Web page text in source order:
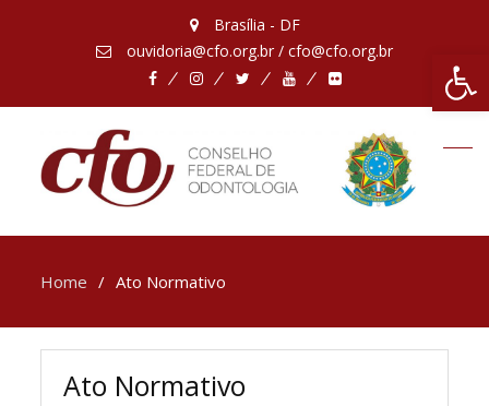
Brasília - DF
ouvidoria@cfo.org.br / cfo@cfo.org.br
FacebookInstagramTwitterYoutubeFlickr
Home Ato Normativo
Ato Normativo